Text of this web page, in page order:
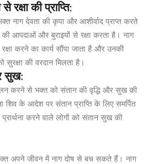
रक्षा की प्राप्ति:
नाग देवता की कृपा और आशीर्वाद प्राप्त करते
की आपदाओं और बुराइयों से रक्षा करता है। नाग
करने का कार्य सौंपा जाता है और उनकी
सुरक्षा की वरदान मिलता है।
सुख:
करने से भक्त को संतान की वृद्धि और सुख की
शिव के आदेश पर संतान प्राप्ति के लिए समर्पित
करने वाले लोगों को संतान सुख की
भक्त अपने जीवन में नाग दोष से बच सकते हैं। नाग